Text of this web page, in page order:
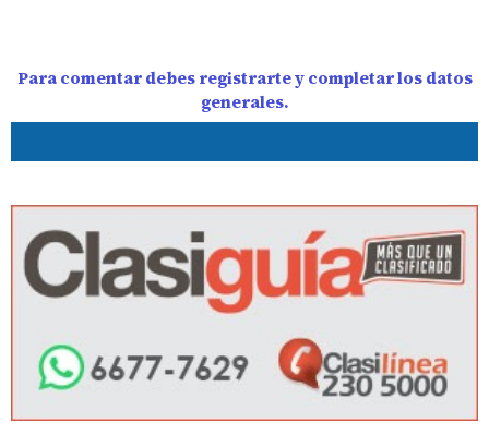
Para comentar debes registrarte y completar los datos
generales.